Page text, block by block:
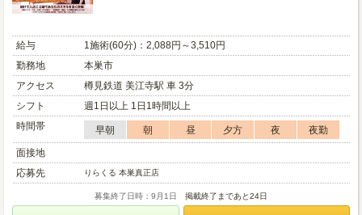
給与
1施術(60分)：2,088円～3,510円
勤務地
本巣市
アクセス
樽見鉄道 美江寺駅 車 3分
シフト
週1日以上 1日1時間以上
時間帯
早朝 朝 昼 夕方 夜
夜勤
面接地
応募先
りらくる 本巣真正店
募集終了日時：9月1日 掲載終了まであと24日